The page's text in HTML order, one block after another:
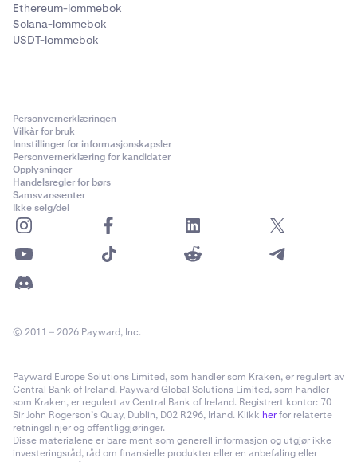
Ethereum-lommebok
Solana-lommebok
USDT-lommebok
Personvernerklæringen
Vilkår for bruk
Innstillinger for informasjonskapsler
Personvernerklæring for kandidater
Opplysninger
Handelsregler for børs
Samsvarssenter
Ikke selg/del
© 2011 – 2026 Payward, Inc.
Payward Europe Solutions Limited, som handler som Kraken, er regulert av
Central Bank of Ireland. Payward Global Solutions Limited, som handler
som Kraken, er regulert av Central Bank of Ireland. Registrert kontor: 70
Sir John Rogerson’s Quay, Dublin, D02 R296, Irland. Klikk herfor relaterte
retningslinjer og offentliggjøringer.
Disse materialene er bare ment som generell informasjon og utgjør ikke
investeringsråd, råd om finansielle produkter eller en anbefaling eller